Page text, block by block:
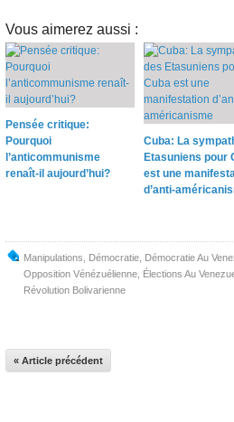
Vous aimerez aussi :
Pensée critique:
Pourquoi
l’anticommunisme
renaît-il aujourd’hui?
Cuba: La
Etasuniens pour
est une
d’anti-
Manipulations Démocratie Démocratie Au
Opposition Vénézuélienne Élections Au
Révolution Bolivarienne
« Article précédent